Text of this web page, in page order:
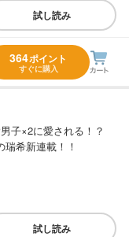
試し読み
364ポイント
すぐに購入
子×2に愛される！？
瑞希新連載！！
試し読み